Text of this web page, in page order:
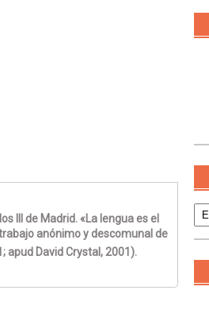
III de Madrid. «La lengua es el
anónimo y descomunal de
apud David Crystal, 2001).